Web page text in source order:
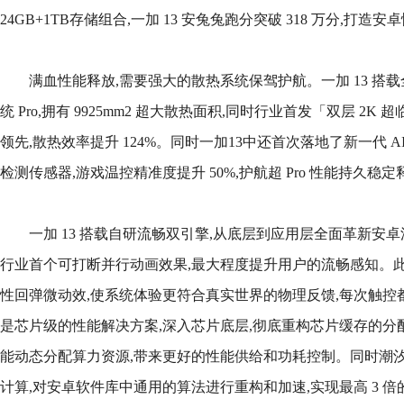
24GB+1TB存储组合,一加 13 安兔兔跑分突破 318 万分,打造安
满血性能释放,需要强大的散热系统保驾护航。一加 13 搭
统 Pro,拥有 9925mm2 超大散热面积,同时行业首发「双层 2K
领先,散热效率提升 124%。同时一加13中还首次落地了新一代
检测传感器,游戏温控精准度提升 50%,护航超 Pro 性能持久稳定
一加 13 搭载自研流畅双引擎,从底层到应用层全面革新安
行业首个可打断并行动画效果,最大程度提升用户的流畅感知。
性回弹微动效,使系统体验更符合真实世界的物理反馈,每次触控
是芯片级的性能解决方案,深入芯片底层,彻底重构芯片缓存的
能动态分配算力资源,带来更好的性能供给和功耗控制。同时潮
计算,对安卓软件库中通用的算法进行重构和加速,实现最高 3